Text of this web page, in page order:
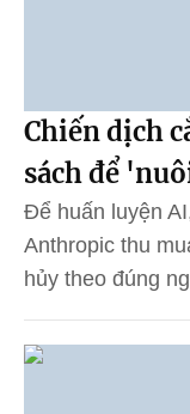
Chiến dịch
sách để
Để huấn luyện
Anthropic thu
hủy theo đúng